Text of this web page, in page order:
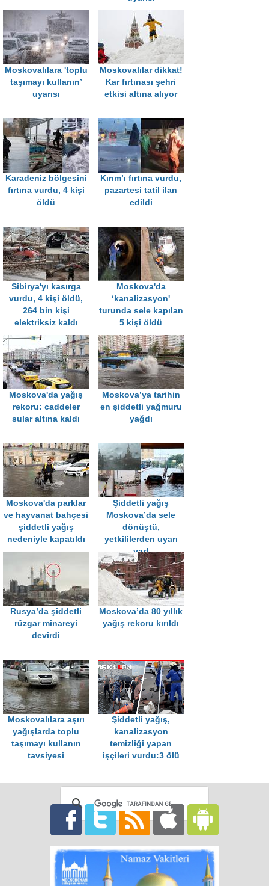
Moskovalılara 'toplu
taşımayı kullanın’
uyarısı
Moskovalılar dikkat!
Kar fırtınası şehri
etkisi altına alıyor
Karadeniz bölgesini
fırtına vurdu, 4 kişi
öldü
Kırım’ı fırtına vurdu,
pazartesi tatil ilan
edildi
Sibirya'yı kasırga
vurdu, 4 kişi öldü,
264 bin kişi
elektriksiz kaldı
Moskova'da
‘kanalizasyon'
turunda sele kapılan
5 kişi öldü
Moskova'da yağış
rekoru: caddeler
sular altına kaldı
Moskova’ya tarihin
en şiddetli yağmuru
yağdı
Moskova'da parklar
ve hayvanat bahçesi
şiddetli yağış
nedeniyle kapatıldı
Şiddetli yağış
Moskova’da sele
dönüştü,
yetkililerden uyarı
var!
Rusya’da şiddetli
rüzgar minareyi
devirdi
Moskova’da 80 yıllık
yağış rekoru kırıldı
Moskovalılara aşırı
yağışlarda toplu
taşımayı kullanın
tavsiyesi
Şiddetli yağış,
kanalizasyon
temizliği yapan
işçileri vurdu:3 ölü